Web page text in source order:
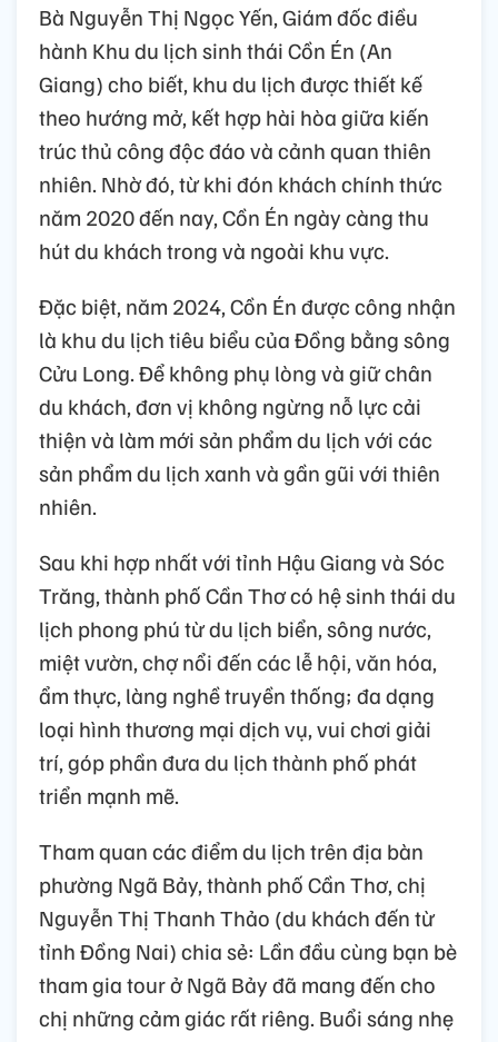
Bà Nguyễn Thị Ngọc Yến, Giám đốc điều
hành Khu du lịch sinh thái Cồn Én (An
Giang) cho biết, khu du lịch được thiết kế
theo hướng mở, kết hợp hài hòa giữa kiến
trúc thủ công độc đáo và cảnh quan thiên
nhiên. Nhờ đó, từ khi đón khách chính thức
năm 2020 đến nay, Cồn Én ngày càng thu
hút du khách trong và ngoài khu vực.
Đặc biệt, năm 2024, Cồn Én được công nhận
là khu du lịch tiêu biểu của Đồng bằng sông
Cửu Long. Để không phụ lòng và giữ chân
du khách, đơn vị không ngừng nỗ lực cải
thiện và làm mới sản phẩm du lịch với các
sản phẩm du lịch xanh và gần gũi với thiên
nhiên.
Sau khi hợp nhất với tỉnh Hậu Giang và Sóc
Trăng, thành phố Cần Thơ có hệ sinh thái du
lịch phong phú từ du lịch biển, sông nước,
miệt vườn, chợ nổi đến các lễ hội, văn hóa,
ẩm thực, làng nghề truyền thống; đa dạng
loại hình thương mại dịch vụ, vui chơi giải
trí, góp phần đưa du lịch thành phố phát
triển mạnh mẽ.
Tham quan các điểm du lịch trên địa bàn
phường Ngã Bảy, thành phố Cần Thơ, chị
Nguyễn Thị Thanh Thảo (du khách đến từ
tỉnh Đồng Nai) chia sẻ: Lần đầu cùng bạn bè
tham gia tour ở Ngã Bảy đã mang đến cho
chị những cảm giác rất riêng. Buổi sáng nhẹ